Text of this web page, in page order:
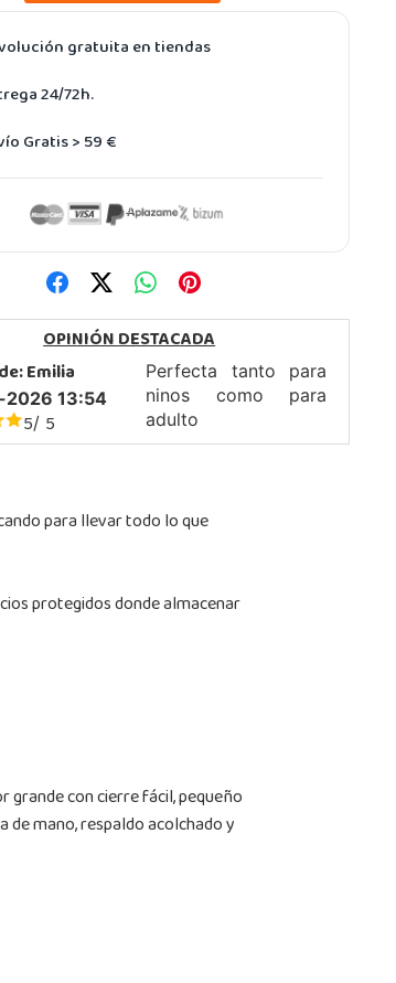
gratuita en tiendas
24/72h.
Gratis > 59 €
OPINIÓN DESTACADA
Emilia
13:54
5/ 5
Perfecta tanto para
ninos como para
adulto
para llevar todo lo que
protegidos donde almacenar
con cierre fácil, pequeño
mano, respaldo acolchado y